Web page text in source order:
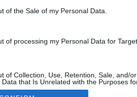
of the Sale of my Personal Data.
of processing my Personal Data for
of Collection, Use, Retention, Sale, and/
that Is Unrelated with the Purposes